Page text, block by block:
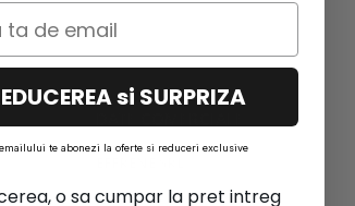
J12/1887/2017
si SURPRIZA
te abonezi la oferte si reduceri exclusive
o sa cumpar la pret intreg